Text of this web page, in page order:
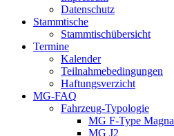
Datenschutz
Stammtische
Stammtischübersicht
Termine
Kalender
Teilnahmebedingungen
Haftungsverzicht
MG-FAQ
Fahrzeug-Typologie
MG F-Type Magna
MG J2